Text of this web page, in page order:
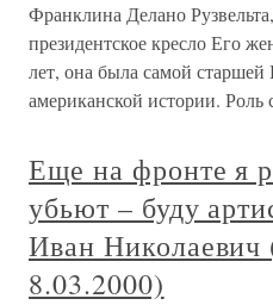
Франклина Делано
президентское кресло Его
лет, она была самой
американской истории. Роль
Еще на фронте я
убьют – буду
Иван
8.03.2000)